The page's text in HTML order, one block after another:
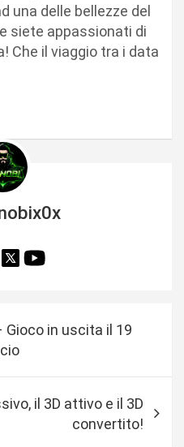
una delle bellezze del
siete appassionati di
Che il viaggio tra i data
Gioco in uscita il 19
il 3D attivo e il 3D
convertito!